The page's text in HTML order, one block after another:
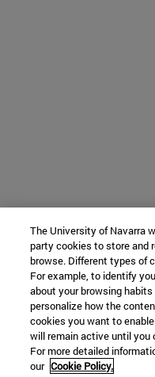
The University of Navarra
party cookies to store and
browse. Different types of
For example, to identify
about your browsing
personalize how the
cookies you want to
will remain active until you
For more detailed
our Cookie Policy.